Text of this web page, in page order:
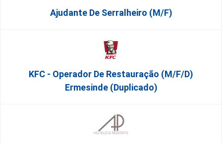
Ajudante De Serralheiro (m/f)
KFC - Operador De Restauração (m/f/d)
Ermesinde (Duplicado)